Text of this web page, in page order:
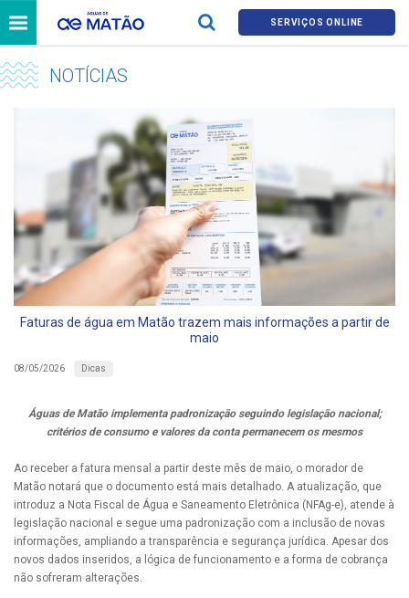
SERVIÇOS ONLINE
NOTÍCIAS
Faturas de água em Matão trazem mais informações a partir de
maio
08/05/2026 Dicas
Águas de Matão implementa padronização seguindo legislação nacional;
critérios de consumo e valores da conta permanecem os mesmos
Ao receber a fatura mensal a partir deste mês de maio, o morador de
Matão notará que o documento está mais detalhado. A atualização, que
introduz a Nota Fiscal de Água e Saneamento Eletrônica (NFAg-e), atende à
legislação nacional e segue uma padronização com a inclusão de novas
informações, ampliando a transparência e segurança jurídica. Apesar dos
novos dados inseridos, a lógica de funcionamento e a forma de cobrança
não sofreram alterações.